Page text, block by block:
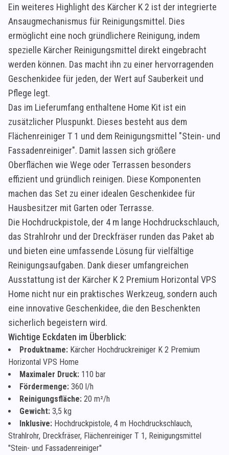
Ein weiteres Highlight des Kärcher K 2 ist der integrierte
Ansaugmechanismus für Reinigungsmittel. Dies
ermöglicht eine noch gründlichere Reinigung, indem
spezielle Kärcher Reinigungsmittel direkt eingebracht
werden können. Das macht ihn zu einer hervorragenden
Geschenkidee für jeden, der Wert auf Sauberkeit und
Pflege legt.
Das im Lieferumfang enthaltene Home Kit ist ein
zusätzlicher Pluspunkt. Dieses besteht aus dem
Flächenreiniger T 1 und dem Reinigungsmittel "Stein- und
Fassadenreiniger". Damit lassen sich größere
Oberflächen wie Wege oder Terrassen besonders
effizient und gründlich reinigen. Diese Komponenten
machen das Set zu einer idealen Geschenkidee für
Hausbesitzer mit Garten oder Terrasse.
Die Hochdruckpistole, der 4 m lange Hochdruckschlauch,
das Strahlrohr und der Dreckfräser runden das Paket ab
und bieten eine umfassende Lösung für vielfältige
Reinigungsaufgaben. Dank dieser umfangreichen
Ausstattung ist der Kärcher K 2 Premium Horizontal VPS
Home nicht nur ein praktisches Werkzeug, sondern auch
eine innovative Geschenkidee, die den Beschenkten
sicherlich begeistern wird.
Wichtige Eckdaten im Überblick:
Produktname: Kärcher Hochdruckreiniger K 2 Premium
Horizontal VPS Home
Maximaler Druck: 110 bar
Fördermenge: 360 l/h
Reinigungsfläche: 20 m²/h
Gewicht: 3,5 kg
Inklusive: Hochdruckpistole, 4 m Hochdruckschlauch,
Strahlrohr, Dreckfräser, Flächenreiniger T 1, Reinigungsmittel
"Stein- und Fassadenreiniger"